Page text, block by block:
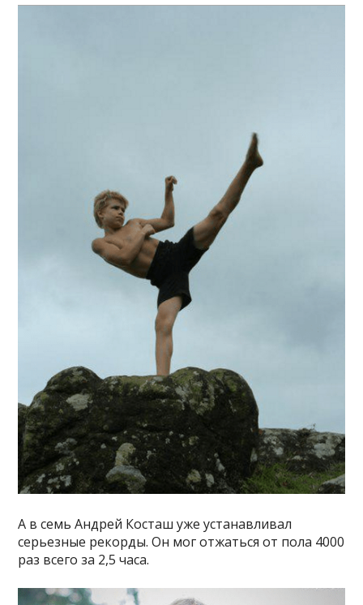
А в семь Андрей Косташ уже устанавливал
серьезные рекорды. Он мог отжаться от пола 4000
раз всего за 2,5 часа.